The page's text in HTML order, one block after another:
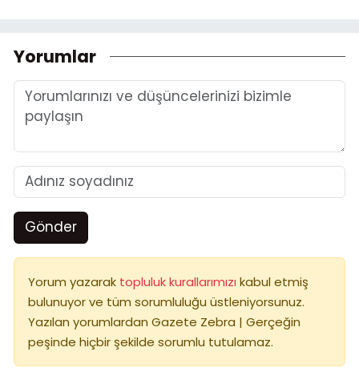
Yorumlar
Gönder
Yorum yazarak topluluk kurallarımızı kabul etmiş
bulunuyor ve tüm sorumluluğu üstleniyorsunuz.
Yazılan yorumlardan Gazete Zebra | Gerçeğin
peşinde hiçbir şekilde sorumlu tutulamaz.